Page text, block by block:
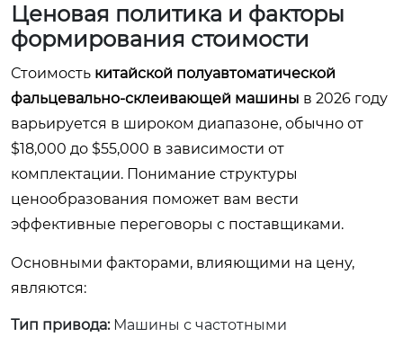
Ценовая политика и факторы
формирования стоимости
Стоимость китайской полуавтоматической
фальцевально-склеивающей машины в 2026 году
варьируется в широком диапазоне, обычно от
$18,000 до $55,000 в зависимости от
комплектации. Понимание структуры
ценообразования поможет вам вести
эффективные переговоры с поставщиками.
Основными факторами, влияющими на цену,
являются:
Тип привода:Машины с частотными